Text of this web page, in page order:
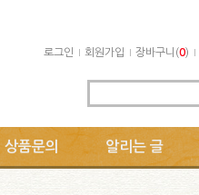
로그인 회원가입 장바구니(0)
상품문의 알리는 글